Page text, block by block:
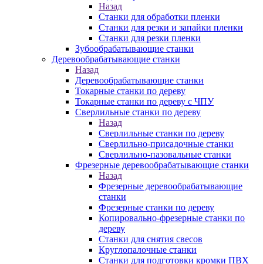
Назад
Станки для обработки пленки
Станки для резки и запайки пленки
Станки для резки пленки
Зубообрабатывающие станки
Деревообрабатывающие станки
Назад
Деревообрабатывающие станки
Токарные станки по дереву
Токарные станки по дереву с ЧПУ
Сверлильные станки по дереву
Назад
Сверлильные станки по дереву
Сверлильно-присадочные станки
Сверлильно-пазовальные станки
Фрезерные деревообрабатывающие станки
Назад
Фрезерные деревообрабатывающие
станки
Фрезерные станки по дереву
Копировально-фрезерные станки по
дереву
Станки для снятия свесов
Круглопалочные станки
Станки для подготовки кромки ПВХ